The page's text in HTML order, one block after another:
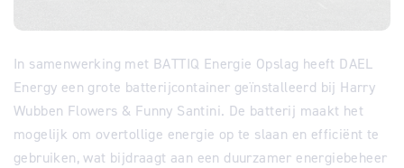
In samenwerking met BATTIQ Energie Opslag heeft DAEL
Energy een grote batterijcontainer geïnstalleerd bij Harry
Wubben Flowers & Funny Santini. De batterij maakt het
mogelijk om overtollige energie op te slaan en efficiënt te
gebruiken, wat bijdraagt aan een duurzamer energiebeheer